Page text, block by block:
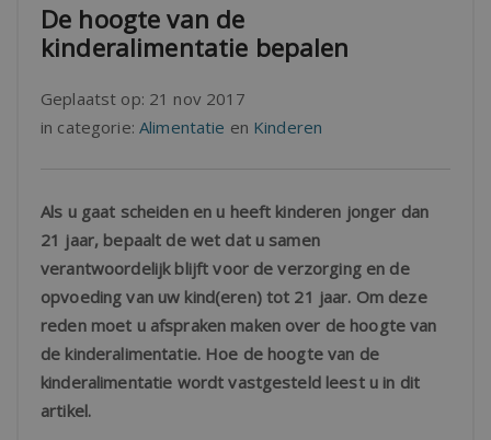
De hoogte van de
kinderalimentatie bepalen
Geplaatst op: 21 nov 2017
in categorie: Alimentatie en Kinderen
Als u gaat scheiden en u heeft kinderen jonger dan
21 jaar, bepaalt de wet dat u samen
verantwoordelijk blijft voor de verzorging en de
opvoeding van uw kind(eren) tot 21 jaar. Om deze
reden moet u afspraken maken over de hoogte van
de kinderalimentatie. Hoe de hoogte van de
kinderalimentatie wordt vastgesteld leest u in dit
artikel.